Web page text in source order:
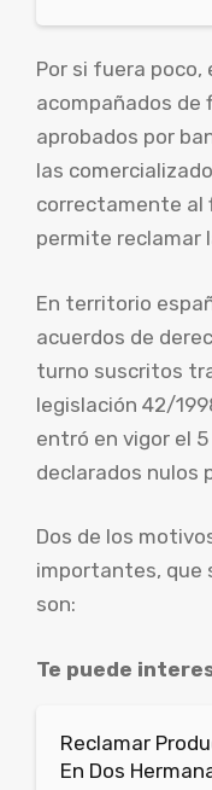
Por si fuera poco,
acompañados de
aprobados por
las
correctamente al
permite reclamar
En territorio
acuerdos de
turno suscritos
legislación 42/
entró en vigor el
declarados nulos
Dos de los
importantes, que
son:
Te puede
Reclamar
En Dos